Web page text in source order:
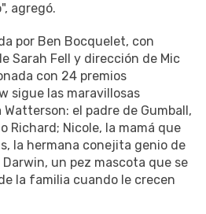
agregó.
por Ben Bocquelet, con
Sarah Fell y dirección de Mic
con 24 premios
sigue las maravillosas
el padre de Gumball,
Richard; Nicole, la mamá que
la hermana conejita genio de
un pez mascota que se
la familia cuando le crecen